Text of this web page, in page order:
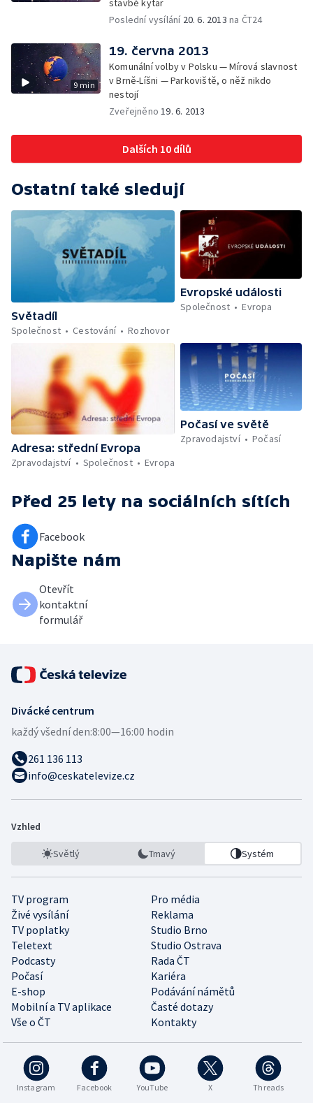
stavbě kytar
Poslední vysílání 20. 6. 2013 na ČT24
9 min
19. června 2013
Komunální volby v Polsku — Mírová slavnost
v Brně-Líšni — Parkoviště, o něž nikdo
nestojí
Zveřejněno19. 6. 2013
Dalších 10 dílů
Ostatní také sledují
Světadíl
Společnost
Cestování Rozhovor
Evropské události
Společnost
Evropa
Adresa: střední Evropa
Zpravodajství
Společnost Evropa
Počasí ve světě
Zpravodajství
Počasí
Před 25 lety na sociálních sítích
Facebook
Napište nám
Otevřít
kontaktní
formulář
Divácké centrum
každý všední den:8:00—16:00 hodin
261 136 113
info@ceskatelevize.cz
Vzhled
Světlý Tmavý Systém
TV program
Pro média
Živé vysílání
Reklama
TV poplatky
Studio Brno
Teletext
Studio Ostrava
Podcasty
Rada ČT
Počasí
Kariéra
E-shop
Podávání námětů
Mobilní a TV aplikace
Časté dotazy
Vše o ČT
Kontakty
Instagram Facebook YouTube X Threads